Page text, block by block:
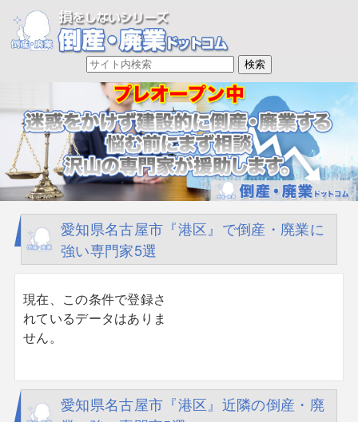
愛知県名古屋市『港区』で倒産・廃業に
強い専門家5選
現在、この条件で登録さ
れているデータはありま
せん。
愛知県名古屋市『港区』近隣の倒産・廃